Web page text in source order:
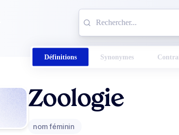
Définitions Synonymes
Zoologie
nom féminin